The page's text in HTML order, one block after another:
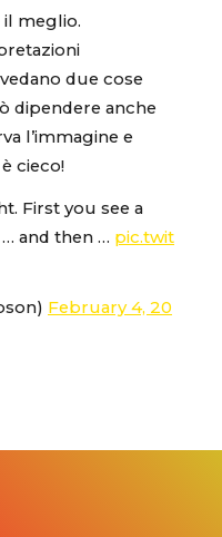
il meglio.
due cose
dipendere anche
l’immagine e
cieco!
First you see a
and then … pic.twit
February 4, 20